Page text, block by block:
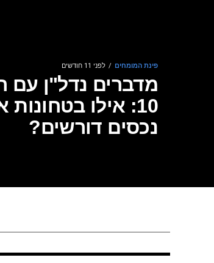
פינת המומחים לפני 11 חודשים
10: אילו
נכסים דורשים?
וצמצום שטחי משרד